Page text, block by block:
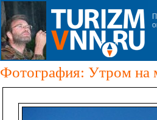
Фотография: Утром на